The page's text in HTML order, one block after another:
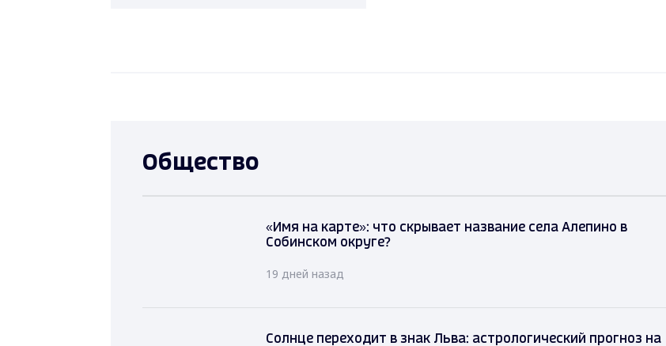
Общество
«Имя на карте»: что скрывает название села Алепино в
Собинском округе?
19 дней назад
Солнце переходит в знак Льва: астрологический прогноз на